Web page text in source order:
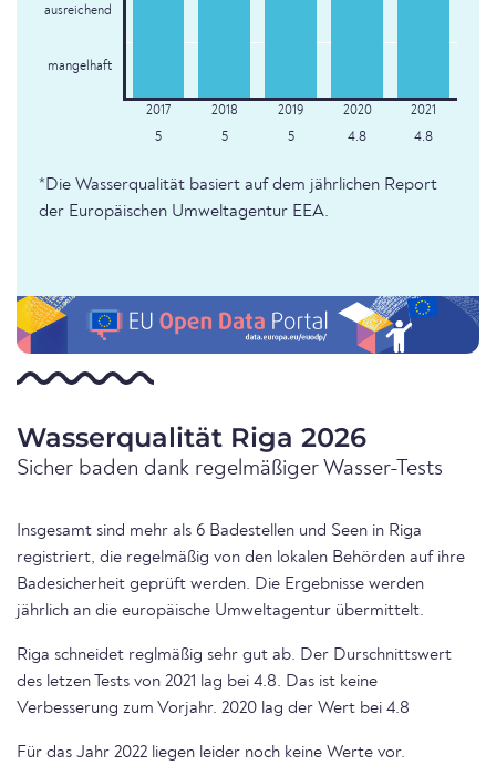
ausreichend
mangelhaft
5 5 5 4.8 4.8
*Die Wasserqualität basiert auf dem jährlichen Report
der Europäischen Umweltagentur EEA.
Wasserqualität Riga 2026
Sicher baden dank regelmäßiger Wasser-Tests
Insgesamt sind mehr als 6 Badestellen und Seen in Riga
registriert, die regelmäßig von den lokalen Behörden auf ihre
Badesicherheit geprüft werden. Die Ergebnisse werden
jährlich an die europäische Umweltagentur übermittelt.
Riga schneidet reglmäßig sehr gut ab. Der Durschnittswert
des letzen Tests von 2021 lag bei 4.8. Das ist keine
Verbesserung zum Vorjahr. 2020 lag der Wert bei 4.8
Für das Jahr 2022 liegen leider noch keine Werte vor.